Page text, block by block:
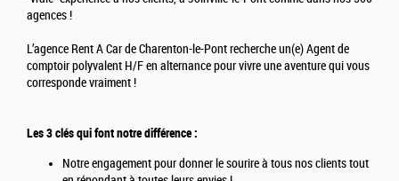
agences !
L’agence Rent A Car de Charenton-le-Pont recherche un(e) Agent de
comptoir polyvalent H/F en alternance pour vivre une aventure qui vous
corresponde vraiment !
Les 3 clés qui font notre différence :
Notre engagement pour donner le sourire à tous nos clients tout